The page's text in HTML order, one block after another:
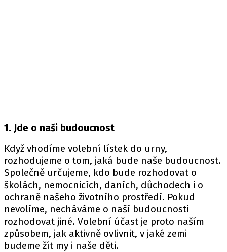
1. Jde o naši budoucnost
Když vhodíme volební lístek do urny,
rozhodujeme o tom, jaká bude naše budoucnost.
Společně určujeme, kdo bude rozhodovat o
školách, nemocnicích, daních, důchodech i o
ochraně našeho životního prostředí. Pokud
nevolíme, necháváme o naší budoucnosti
rozhodovat jiné. Volební účast je proto naším
způsobem, jak aktivně ovlivnit, v jaké zemi
budeme žít my i naše děti.